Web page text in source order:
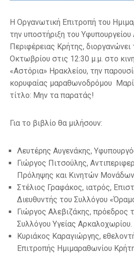
Η Οργανωτική Επιτροπή του
την υποστήριξη του Υφυπουργείου
Περιφέρειας Κρήτης,
Οκτωβρίου στις 12:30 μ.μ. στο
«Αστόρια» Ηρακλείου, την
κορυφαίας μαραθωνοδρόμου
τίτλο: Μην τα παρατάς!
Για το βιβλίο θα μιλήσουν:
Λευτέρης Αυγενάκης,
Γιώργος Πιτσούλης,
Πρόληψης και Κινητών
Στέλιος Γραφάκος, ιατρός,
Διευθυντής του Συλλόγου
Γιώργος Αλεβιζάκης, πρόεδρος
Συλλόγου Υγείας Αρκαλοχωρίου.
Κυριάκος Καραγιώργης,
Επιτροπής Ημιμαραθωνίου